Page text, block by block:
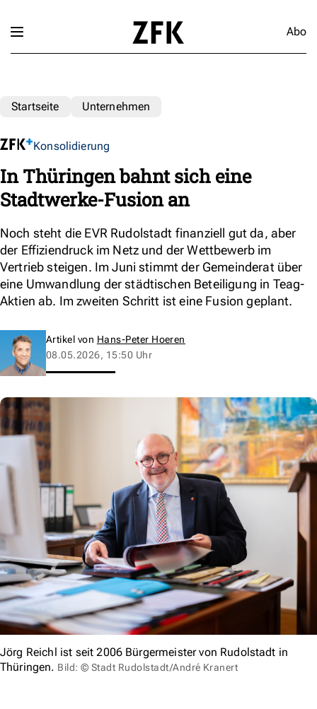
Abo
Startseite Unternehmen
Konsolidierung
In Thüringen bahnt sich eine
Stadtwerke-Fusion an
Noch steht die EVR Rudolstadt finanziell gut da, aber
der Effiziendruck im Netz und der Wettbewerb im
Vertrieb steigen. Im Juni stimmt der Gemeinderat über
eine Umwandlung der städtischen Beteiligung in Teag-
Aktien ab. Im zweiten Schritt ist eine Fusion geplant.
Artikel von Hans-Peter Hoeren
08.05.2026, 15:50 Uhr
Jörg Reichl ist seit 2006 Bürgermeister von Rudolstadt in
Thüringen. Bild: © Stadt Rudolstadt/André Kranert